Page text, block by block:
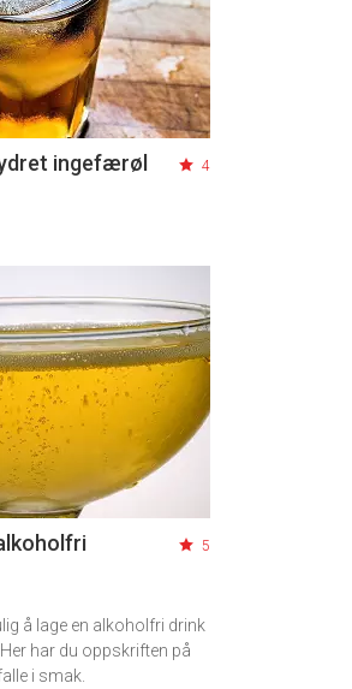
ingefærøl 4
5
å lage en alkoholfri drink
har du oppskriften på
i smak.